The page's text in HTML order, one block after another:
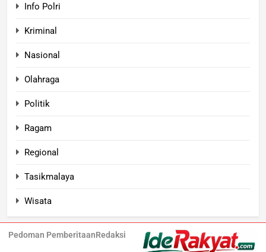
Info Polri
Kriminal
Nasional
Olahraga
Politik
Ragam
Regional
Tasikmalaya
Wisata
Pedoman PemberitaanRedaksi